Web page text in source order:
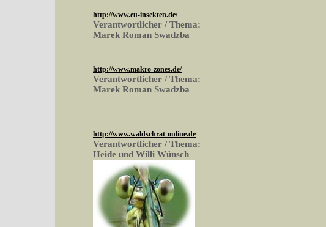
http://www.eu-insekten.de/
Verantwortlicher / Thema:
Marek Roman Swadzba
http://www.makro-zones.de/
Verantwortlicher / Thema:
Marek Roman Swadzba
http://www.waldschrat-online.de
Verantwortlicher / Thema:
Heide und Willi Wünsch